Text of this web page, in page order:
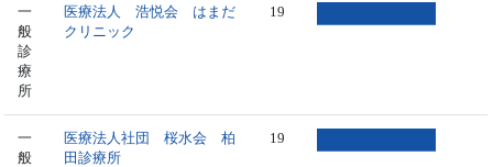
一
般
診
療
所
医療法人 浩悦会 はまだ
クリニック
19
一
般
医療法人社団 桜水会 柏
田診療所
19